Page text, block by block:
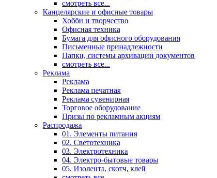
смотреть все...
Канцелярские и офисные товары
Хобби и творчество
Офисная техника
Бумага для офисного оборудования
Письменные принадлежности
Папки, системы архивации документов
смотреть все...
Реклама
Реклама
Реклама печатная
Реклама сувенирная
Торговое оборудование
Призы по рекламным акциям
Распродажа
01. Элементы питания
02. Светотехника
03. Электротехника
04. Электро-бытовые товары
05. Изолента, скотч, клей